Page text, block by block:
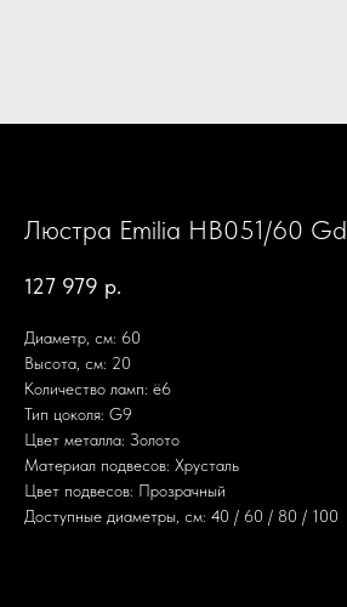
Люстра Emilia HB051/60 Gd
127 979 р.
Диаметр, см: 60
Высота, см: 20
Количество ламп: ё6
Тип цоколя: G9
Цвет металла: Золото
Материал подвесов: Хрусталь
Цвет подвесов: Прозрачный
Доступные диаметры, см: 40 / 60 / 80 / 100